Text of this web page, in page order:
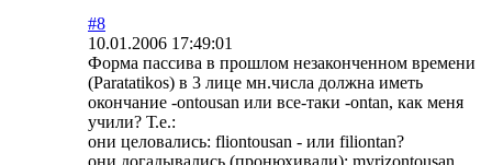
#8
10.01.2006 17:49:01
Форма пассива в прошлом незаконченном времени
(Paratatikos) в 3 лице мн.числа должна иметь
окончание -ontousan или все-таки -ontan, как меня
учили? Т.е.:
они целовались: fliontousan - или filiontan?
они догадывались (пронюхивали): myrizontousan